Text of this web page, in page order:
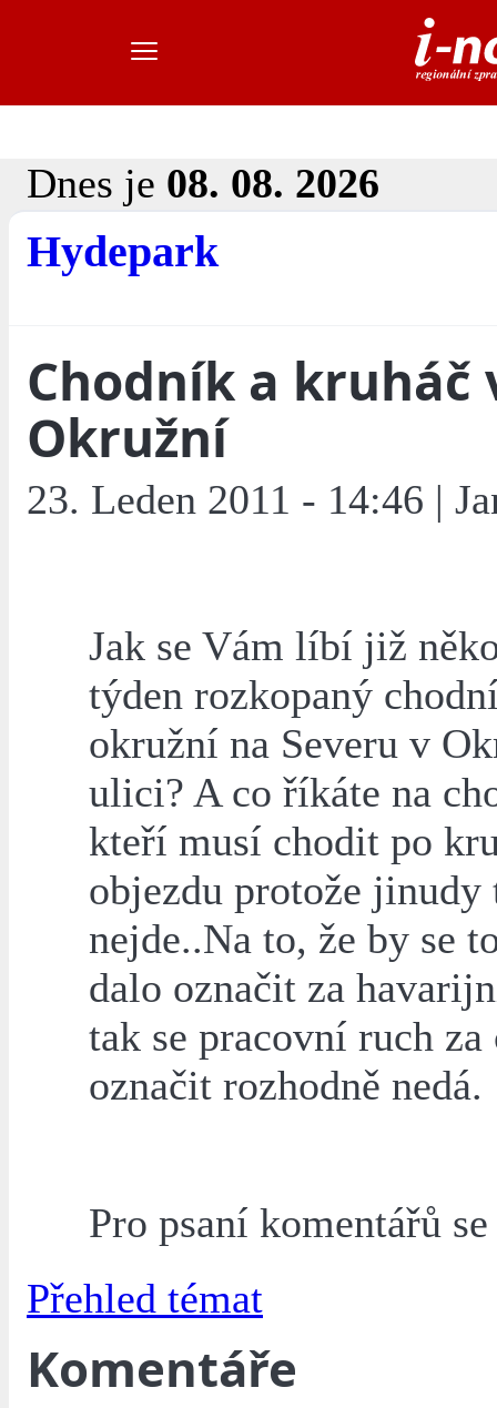
Dnes je 08. 08. 2026
Hydepark
Chodník a kruháč
Okružní
23. Leden 2011 - 14:46 |
Jak se Vám líbí již
týden rozkopaný
okružní na Severu v
ulici? A co říkáte na
kteří musí chodit po
objezdu protože jinudy
nejde..Na to, že by se
dalo označit za
tak se pracovní ruch
označit rozhodně nedá.
Pro psaní komentářů
Přehled témat
Komentáře